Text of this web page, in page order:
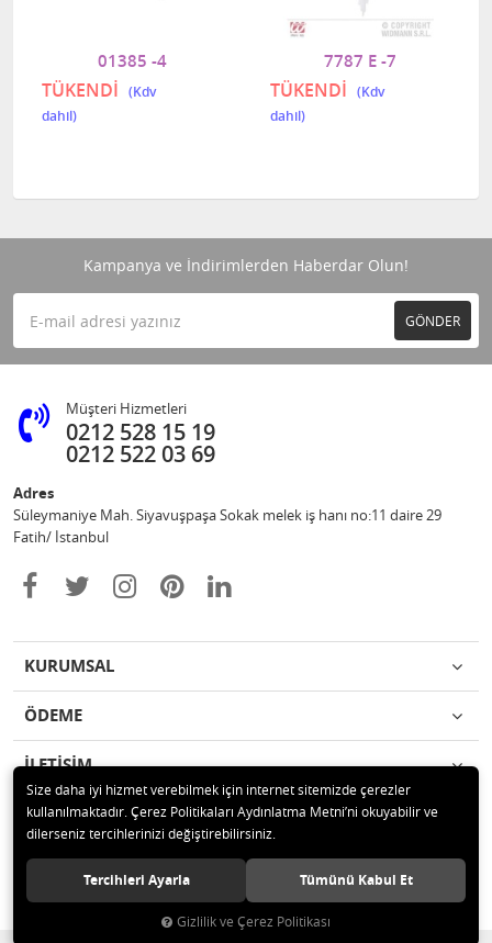
01385 -4
TÜKENDİ
7787 E -7
TÜKENDİ
Kampanya ve İndirimlerden Haberdar Olun!
GÖNDER
Müşteri Hizmetleri
0212 528 15 19
0212 522 03 69
Adres
Süleymaniye Mah. Siyavuşpaşa Sokak melek iş hanı no:11 daire 29
Fatih/ İstanbul
KURUMSAL
ÖDEME
İLETİŞİM
© 2020 Ufuk Şaka Oyunları ve Parti Malzemeleri Merkezi Tüm hakları
saklıdır.
Size daha iyi hizmet verebilmek için internet sitemizde çerezler
kullanılmaktadır. Çerez Politikaları Aydınlatma Metni’ni okuyabilir ve
dilerseniz tercihlerinizi değiştirebilirsiniz.
Tercihleri Ayarla Tümünü Kabul Et
Gizlilik ve Çerez Politikası